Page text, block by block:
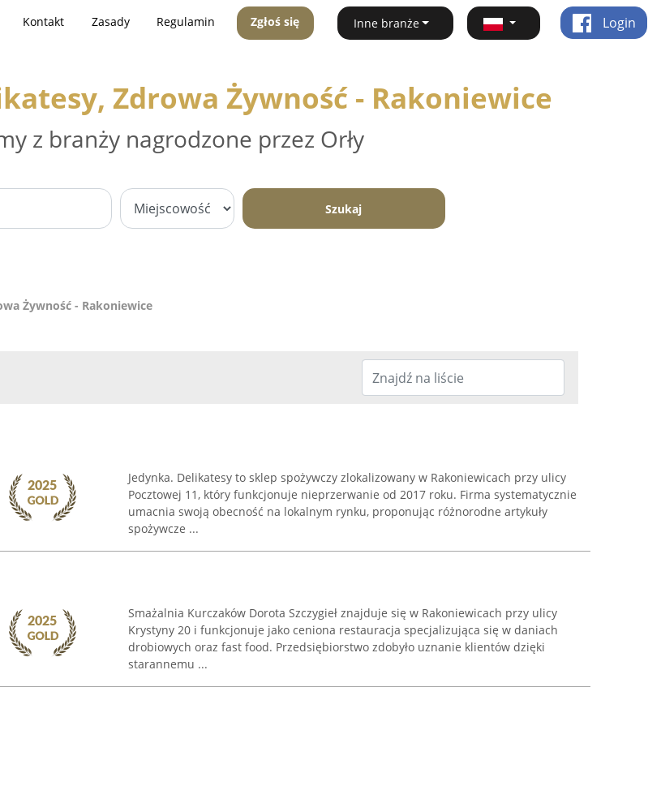
Kontakt Zasady Regulamin Zgłoś się Inne branże Login
Zdrowa Żywność - Rakoniewice
z branży nagrodzone przez Orły
Szukaj
Żywność - Rakoniewice
Jedynka. Delikatesy to sklep spożywczy zlokalizowany w Rakoniewicach przy ulicy
Pocztowej 11, który funkcjonuje nieprzerwanie od 2017 roku. Firma systematycznie
umacnia swoją obecność na lokalnym rynku, proponując różnorodne artykuły
spożywcze ...
Smażalnia Kurczaków Dorota Szczygieł znajduje się w Rakoniewicach przy ulicy
Krystyny 20 i funkcjonuje jako ceniona restauracja specjalizująca się w daniach
drobiowych oraz fast food. Przedsiębiorstwo zdobyło uznanie klientów dzięki
starannemu ...